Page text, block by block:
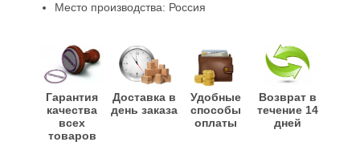
Место производства: Россия
Гарантия
качества
всех
товаров
Доставка в
день заказа
Удобные
способы
оплаты
Возврат в
течение 14
дней